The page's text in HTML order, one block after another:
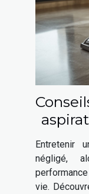
Entretenir
négligé,
vie.